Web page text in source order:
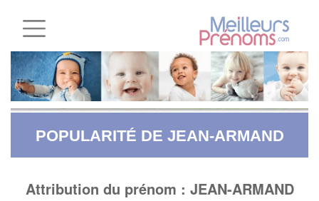
POPULARITÉ DE JEAN-ARMAND